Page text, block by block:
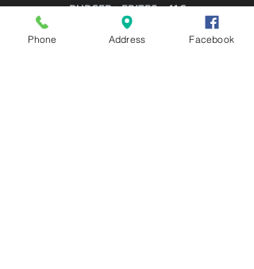
BURGER+FRITES - 11€
BURGER+FRITES+BOISSON - 12,50€
BO BUN+BOISSON - 10€
Phone Address Facebook